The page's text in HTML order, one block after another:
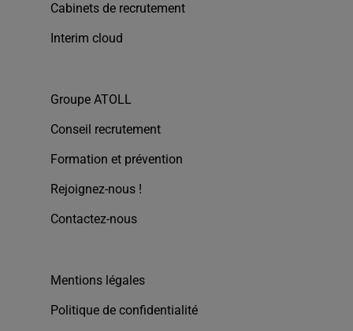
Cabinets de recrutement
Interim cloud
Groupe ATOLL
Conseil recrutement
Formation et prévention
Rejoignez-nous !
Contactez-nous
Mentions légales
Politique de confidentialité